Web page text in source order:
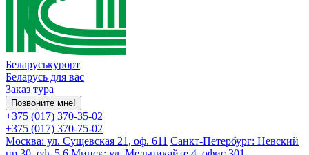
Беларуськурорт
Беларусь для вас
Заказ тура
Позвоните мне!
+375 (017) 370-35-02
+375 (017) 370-75-02
Москва: ул. Сущевская 21, оф. 611 Санкт-Петербург: Невский